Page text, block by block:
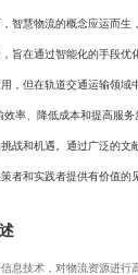
智慧物流的概念应运而生
旨在通过智能化的手段优
，但在轨道交通运输领域
率、降低成本和提高服
战和机遇。通过广泛的文
者和实践者提供有价值的
息技术，对物流资源进行